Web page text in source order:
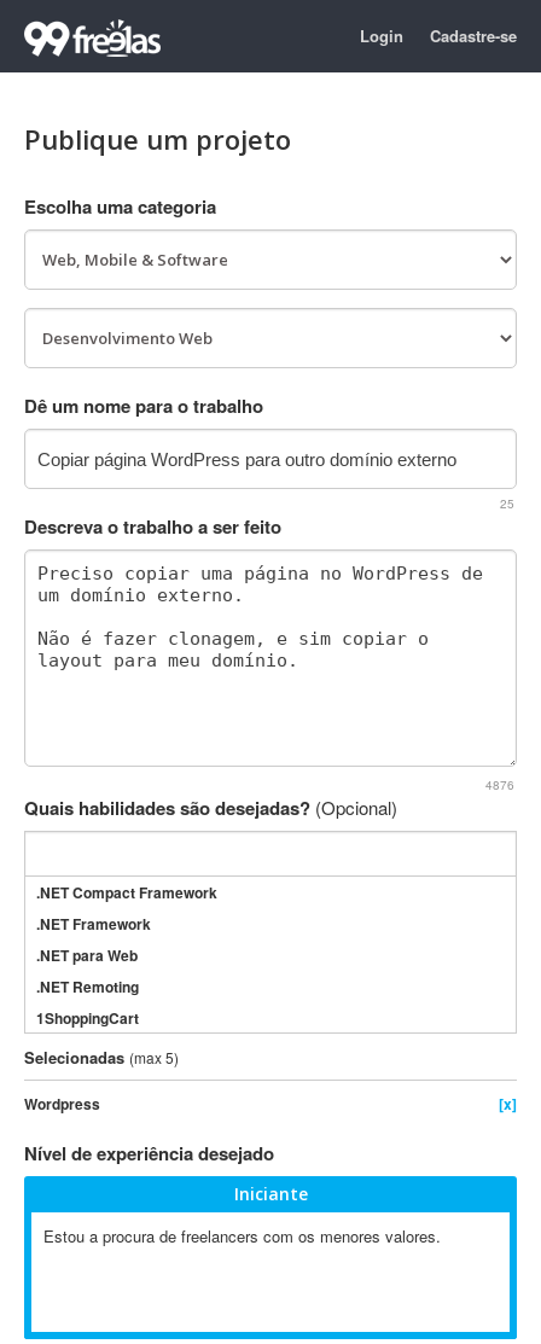
Login Cadastre-se
Publique um projeto
Escolha uma categoria
Dê um nome para o trabalho
25
Descreva o trabalho a ser feito
4876
Quais habilidades são desejadas? (Opcional)
.NET Compact Framework
.NET Framework
.NET para Web
.NET Remoting
1ShoppingCart
3DS Max
3GSM
4D Dimension
802.11
A&P
A2Billing
ABAP
Selecionadas (max 5)
Wordpress [x]
Nível de experiência desejado
Iniciante
Estou a procura de freelancers com os menores valores.